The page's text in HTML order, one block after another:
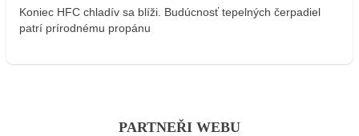
Koniec HFC chladív sa blíži. Budúcnosť tepelných čerpadiel
patrí prírodnému propánu
PARTNEŘI WEBU